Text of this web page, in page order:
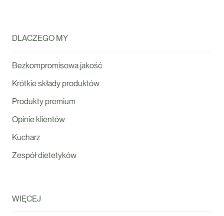
DLACZEGO MY
Bezkompromisowa jakość
Krótkie składy produktów
Produkty premium
Opinie klientów
Kucharz
Zespół dietetyków
WIĘCEJ